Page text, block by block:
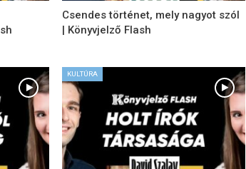
Csendes történet, mely nagyot szól
| Könyvjelző Flash
KULTÚRA